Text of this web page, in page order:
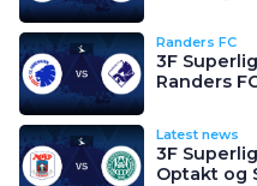
Randers FC
3F
Randers
Latest news
3F
Optakt og